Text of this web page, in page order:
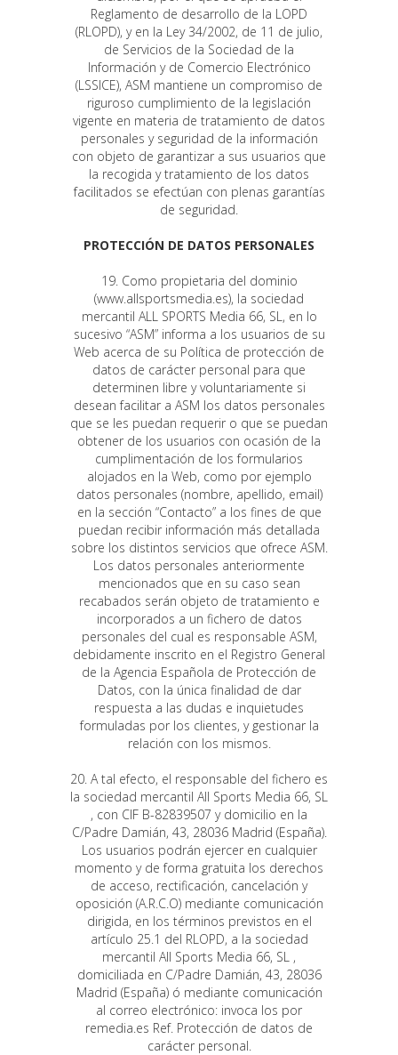
Reglamento de desarrollo de la LOPD
(RLOPD), y en la Ley 34/2002, de 11 de julio,
de Servicios de la Sociedad de la
Información y de Comercio Electrónico
(LSSICE), ASM mantiene un compromiso de
riguroso cumplimiento de la legislación
vigente en materia de tratamiento de datos
personales y seguridad de la información
con objeto de garantizar a sus usuarios que
la recogida y tratamiento de los datos
facilitados se efectúan con plenas garantías
de seguridad.
PROTECCIÓN DE DATOS PERSONALES
19. Como propietaria del dominio
(www.allsportsmedia.es), la sociedad
mercantil ALL SPORTS Media 66, SL, en lo
sucesivo “ASM” informa a los usuarios de su
Web acerca de su Política de protección de
datos de carácter personal para que
determinen libre y voluntariamente si
desean facilitar a ASM los datos personales
que se les puedan requerir o que se puedan
obtener de los usuarios con ocasión de la
cumplimentación de los formularios
alojados en la Web, como por ejemplo
datos personales (nombre, apellido, email)
en la sección “Contacto” a los fines de que
puedan recibir información más detallada
sobre los distintos servicios que ofrece ASM.
Los datos personales anteriormente
mencionados que en su caso sean
recabados serán objeto de tratamiento e
incorporados a un fichero de datos
personales del cual es responsable ASM,
debidamente inscrito en el Registro General
de la Agencia Española de Protección de
Datos, con la única finalidad de dar
respuesta a las dudas e inquietudes
formuladas por los clientes, y gestionar la
relación con los mismos.
20. A tal efecto, el responsable del fichero es
la sociedad mercantil All Sports Media 66, SL
, con CIF B-82839507 y domicilio en la
C/Padre Damián, 43, 28036 Madrid (España).
Los usuarios podrán ejercer en cualquier
momento y de forma gratuita los derechos
de acceso, rectificación, cancelación y
oposición (A.R.C.O) mediante comunicación
dirigida, en los términos previstos en el
artículo 25.1 del RLOPD, a la sociedad
mercantil All Sports Media 66, SL ,
domiciliada en C/Padre Damián, 43, 28036
Madrid (España) ó mediante comunicación
al correo electrónico: invoca los por
remedia.es Ref. Protección de datos de
carácter personal.